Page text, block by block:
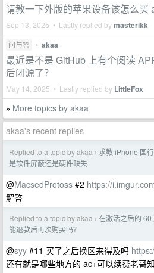
请教一下外版的苹果设备该怎么买
Sep 13, 2025 • Lastly replied bymasterikk
问与答 • akaa
最近是不是 GitHub 上有个阅读
后闭源了？
May 14, 2025 • Lastly replied by LittleFox
» More topics by akaa
akaa's recent replies
Replied to a topic by akaa › 求教 iPhone 国
是软件屏蔽还是硬件缺失
@MacsedProtoss #2 https://
解答
Replied to a topic by akaa › 在激活之后的 60
能退款后再次购买吗？
@syy #11 买了之后换区来得及吗
还有就是哪些地方的 ac+可以续费老哥